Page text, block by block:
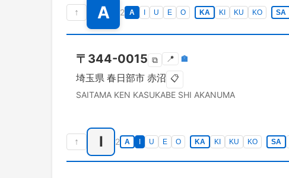
↑ A 2 A U E O KA KI KU KO SA
〒 344-0015 ⧉ 📍 🏣
埼玉県 春日部市 赤沼 📋
SAITAMA KEN KASUKABE SHI AKANUMA
↑ I 2 A U E O KA KI KU KO SA